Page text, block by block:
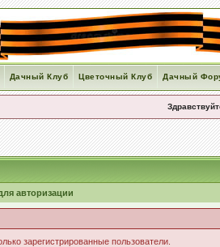
Дачный Клуб Цветочный Клуб Дачный
авторизации
зарегистрированные пользователи.